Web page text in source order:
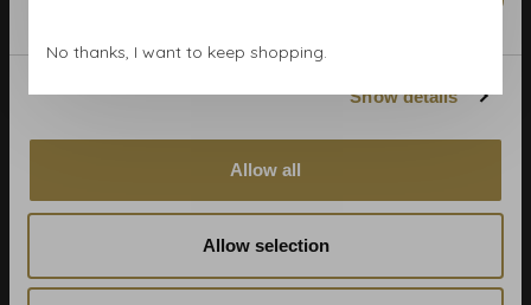
Show details
Allow all
Allow selection
Behangwinkel Haarlem
Betaalmethoden
No thanks, I want to keep shopping.